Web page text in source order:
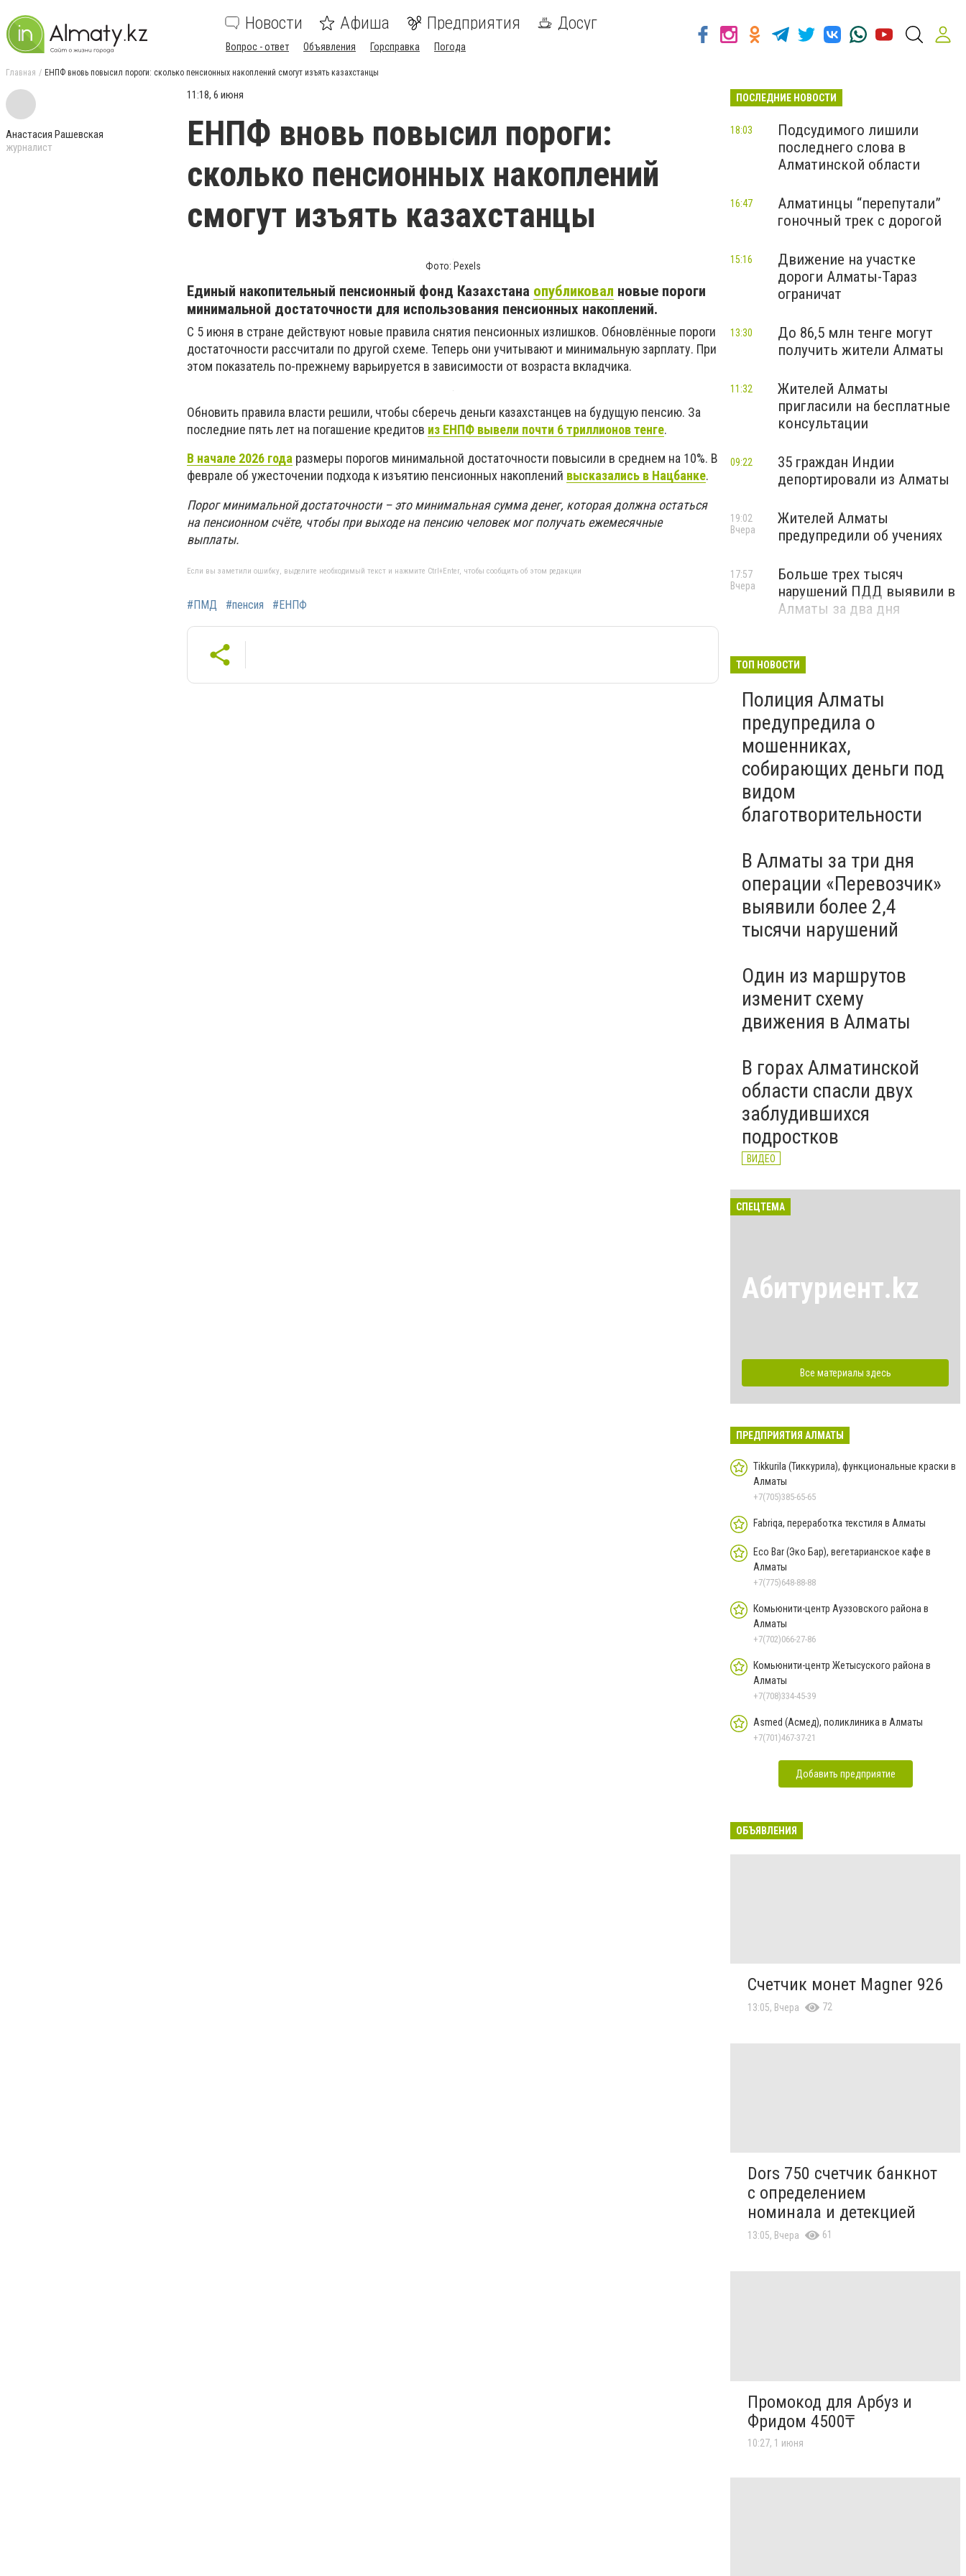
Новости Афиша Предприятия Досуг
Вопрос - ответ Объявления Горсправка Погода
Главная ЕНПФ вновь повысил пороги: сколько пенсионных накоплений смогут изъять казахстанцы
Анастасия Рашевская
журналист
11:18, 6 июня
ЕНПФ вновь повысил пороги:
сколько пенсионных накоплений
смогут изъять казахстанцы
Фото: Pexels
Единый накопительный пенсионный фонд Казахстана опубликовал новые пороги
минимальной достаточности для использования пенсионных накоплений.
С 5 июня в стране действуют новые правила снятия пенсионных излишков. Обновлённые пороги
достаточности рассчитали по другой схеме. Теперь они учитывают и минимальную зарплату. При
этом показатель по-прежнему варьируется в зависимости от возраста вкладчика.
Обновить правила власти решили, чтобы сберечь деньги казахстанцев на будущую пенсию. За
последние пять лет на погашение кредитов из ЕНПФ вывели почти 6 триллионов тенге.
В начале 2026 года размеры порогов минимальной достаточности повысили в среднем на 10%. В
феврале об ужесточении подхода к изъятию пенсионных накоплений высказались в Нацбанке.
Порог минимальной достаточности – это минимальная сумма денег, которая должна остаться
на пенсионном счёте, чтобы при выходе на пенсию человек мог получать ежемесячные
выплаты.
Если вы заметили ошибку, выделите необходимый текст и нажмите Ctrl+Enter, чтобы сообщить об этом редакции
#ПМД #пенсия #ЕНПФ
ПОСЛЕДНИЕ НОВОСТИ
Подсудимого лишили
последнего слова в
Алматинской области
18:03
Алматинцы “перепутали”
гоночный трек с дорогой
16:47
Движение на участке
дороги Алматы-Тараз
ограничат
15:16
До 86,5 млн тенге могут
получить жители Алматы
13:30
Жителей Алматы
пригласили на бесплатные
консультации
11:32
35 граждан Индии
депортировали из Алматы
09:22
Жителей Алматы
предупредили об учениях
19:02
Вчера
Больше трех тысяч
нарушений ПДД выявили в
Алматы за два дня
17:57
Вчера
ТОП НОВОСТИ
Полиция Алматы
предупредила о
мошенниках,
собирающих деньги под
видом
благотворительности
В Алматы за три дня
операции «Перевозчик»
выявили более 2,4
тысячи нарушений
Один из маршрутов
изменит схему
движения в Алматы
В горах Алматинской
области спасли двух
заблудившихся
подростков
ВИДЕО
СПЕЦТЕМА
Абитуриент.kz
Все материалы здесь
ПРЕДПРИЯТИЯ АЛМАТЫ
Tikkurila (Тиккурила), функциональные краски в
Алматы
+7(705)385-65-65
Fabriqa, переработка текстиля в Алматы
Eco Bar (Эко Бар), вегетарианское кафе в
Алматы
+7(775)648-88-88
Комьюнити-центр Ауэзовского района в
Алматы
+7(702)066-27-86
Комьюнити-центр Жетысуского района в
Алматы
+7(708)334-45-39
Asmed (Асмед), поликлиника в Алматы
+7(701)467-37-21
Добавить предприятие
ОБЪЯВЛЕНИЯ
Счетчик монет Magner 926
13:05, Вчера 72
Dors 750 счетчик банкнот
с определением
номинала и детекцией
13:05, Вчера 61
Промокод для Арбуз и
Фридом 4500₸
10:27, 1 июня